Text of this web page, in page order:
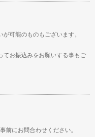
可能のものもございます。
てお振込みをお願いする事もご
前にお問合わせください。